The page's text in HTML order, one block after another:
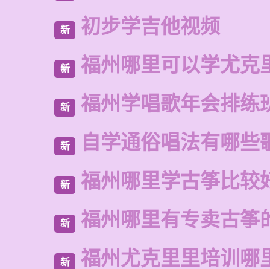
新 初步学吉他视频
新 福州哪里可以学尤克
新 福州学唱歌年会排练
新 自学通俗唱法有哪些
新 福州哪里学古筝比较
新 福州哪里有专卖古筝
新 福州尤克里里培训哪